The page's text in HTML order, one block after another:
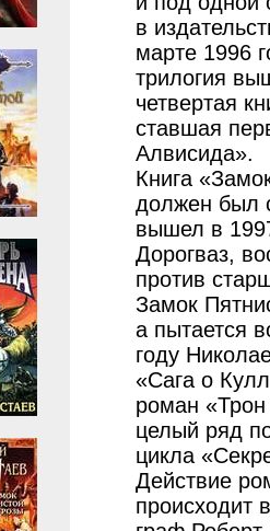
в
марте 1996
трилогия
четвертая
ставшая
Алвисида».
Книга
должен был
вышел в
Дорогваз,
против
Замок
а пытается
году
«Сага о
роман
целый ряд
цикла
Действие
происходит